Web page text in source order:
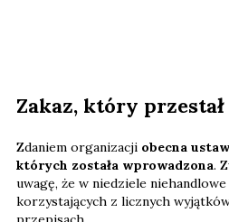
Zakaz, który przestał
Zdaniem organizacji obecna
których została wprowadzona.
uwagę, że w niedziele
korzystających z licznych